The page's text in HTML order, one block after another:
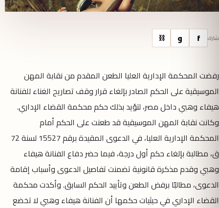
شارك f و ⛓
رفضت المحكمة الإدارية العليا الطعن المقدم من نقابة المهن
الموسيقية على الحكم الصادر بإلغاء قرار وقف تصاريح الغناء للفنانة
هيفاء وهبي داخل مصر، لتؤيد بذلك حكم محكمة القضاء الإداري.
وكانت نقابة المهن الموسيقية قد طعنت على الحكم أمام
المحكمة الإدارية العليا، في الدعوى المقيدة برقم 15527 لسنة 72
ق، مطالبة بإلغاء حكم أول درجة، فيما حضر دفاع الفنانة هيفاء
وهبي وقدم مذكرة قانونية تضمنت تفاصيل الدعوى وأسباب إقامة
الدعوى، مطالبًا برفض الطعن وتأييد الحكم السابق. وأكدت محكمة
القضاء الإداري في حيثيات حكمها أن الفنانة هيفاء وهبي لا تخضع